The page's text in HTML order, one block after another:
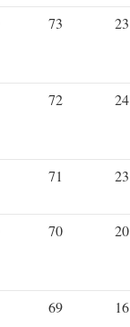
73 23
72 24
71 23
70 20
69 16